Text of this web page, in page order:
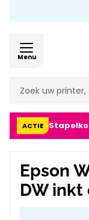
Menu
ACTIE
Epson
DW